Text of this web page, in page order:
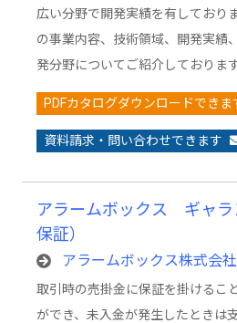
広い分野で開発実績を有しており
の事業内容、技術領域、開発実績
発分野についてご紹介しておりま
PDFカタログダウンロードできま
資料請求・問い合わせできます
アラームボックス ギャラ
保証）
アラームボックス株式会社
取引時の売掛金に保証を掛けるこ
ができ、未入金が発生したときは